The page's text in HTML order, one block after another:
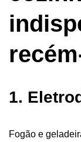
1.
Fogão e